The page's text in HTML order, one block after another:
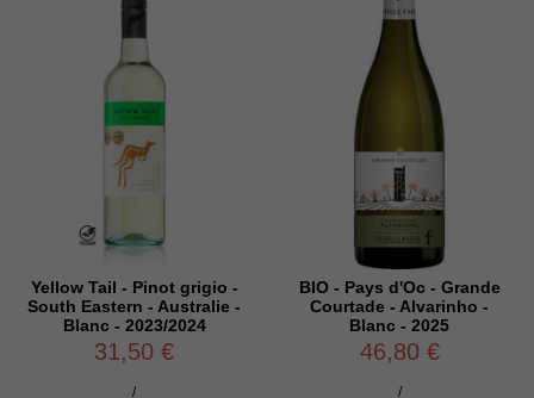
Yellow Tail - Pinot grigio -
South Eastern - Australie -
Blanc - 2023/2024
31,50 €
/
BIO - Pays d'Oc - Grande
Courtade - Alvarinho -
Blanc - 2025
46,80 €
/